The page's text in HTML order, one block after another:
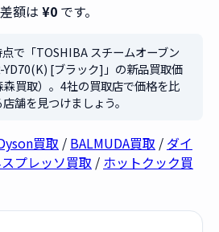
額は ¥0 です。
で「TOSHIBA スチームオーブン
YD70(K) [ブラック]」の新品買取価
森買取）。4社の買取店で価格を比
舗を見つけましょう。
買取 / BALMUDA買取 / ダイ
プレッソ買取 / ホットクック買